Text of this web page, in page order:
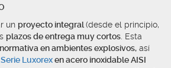
un proyecto integral (desde el principio,
plazos de entrega muy cortos . Esta
normativa en ambientes explosivos, así
Serie Luxorexen acero inoxidable AISI